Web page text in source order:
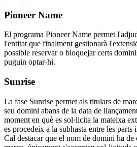
Pioneer Name
El programa Pioneer Name permet
l'entitat que finalment gestionarà
possible reservar o bloquejar certs
puguin optar-hi.
Sunrise
La fase Sunrise permet als titulars de
seu domini abans de la data de
moment en què es sol·licita la mateixa
es procedeix a la subhasta entre les parts
Cal destacar que el nom de domini ha